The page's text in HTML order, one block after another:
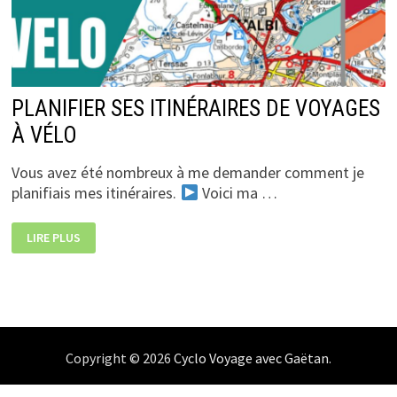
PLANIFIER SES ITINÉRAIRES DE VOYAGES
À VÉLO
Vous avez été nombreux à me demander comment je
planifiais mes itinéraires.
Voici ma …
PLANIFIER
SES
ITINÉRAIRES
LIRE PLUS
Copyright © 2026 Cyclo Voyage avec Gaëtan.